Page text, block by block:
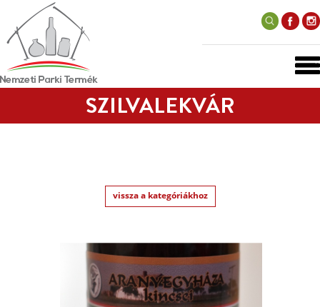
SZILVALEKVÁR
vissza a kategóriákhoz